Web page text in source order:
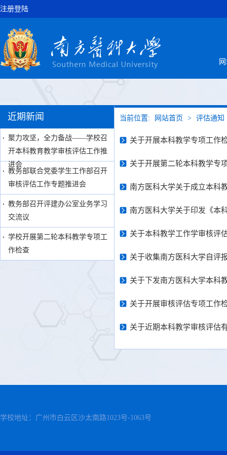
注册登陆
近期新闻
聚力攻坚，全力备战——学校召
开本科教育教学审核评估工作推
进会
教务部联合党委学生工作部召开
审核评估工作专题推进会
教务部召开评建办公室业务学习
交流议
学校开展第二轮本科教学专项工
作检查
当前位置: 网站首页 > 评估通知
关于开展本科教学专项工作
关于开展第二轮本科教学专
南方医科大学关于成立本科
南方医科大学关于印发《本
关于本科教学工作学审核评
关于收集南方医科大学自评
关于下发南方医科大学本科
关于开展审核评估专项工作
关于近期本科教学审核评估
学校地址：广州市白云区沙太南路1023号-1063号